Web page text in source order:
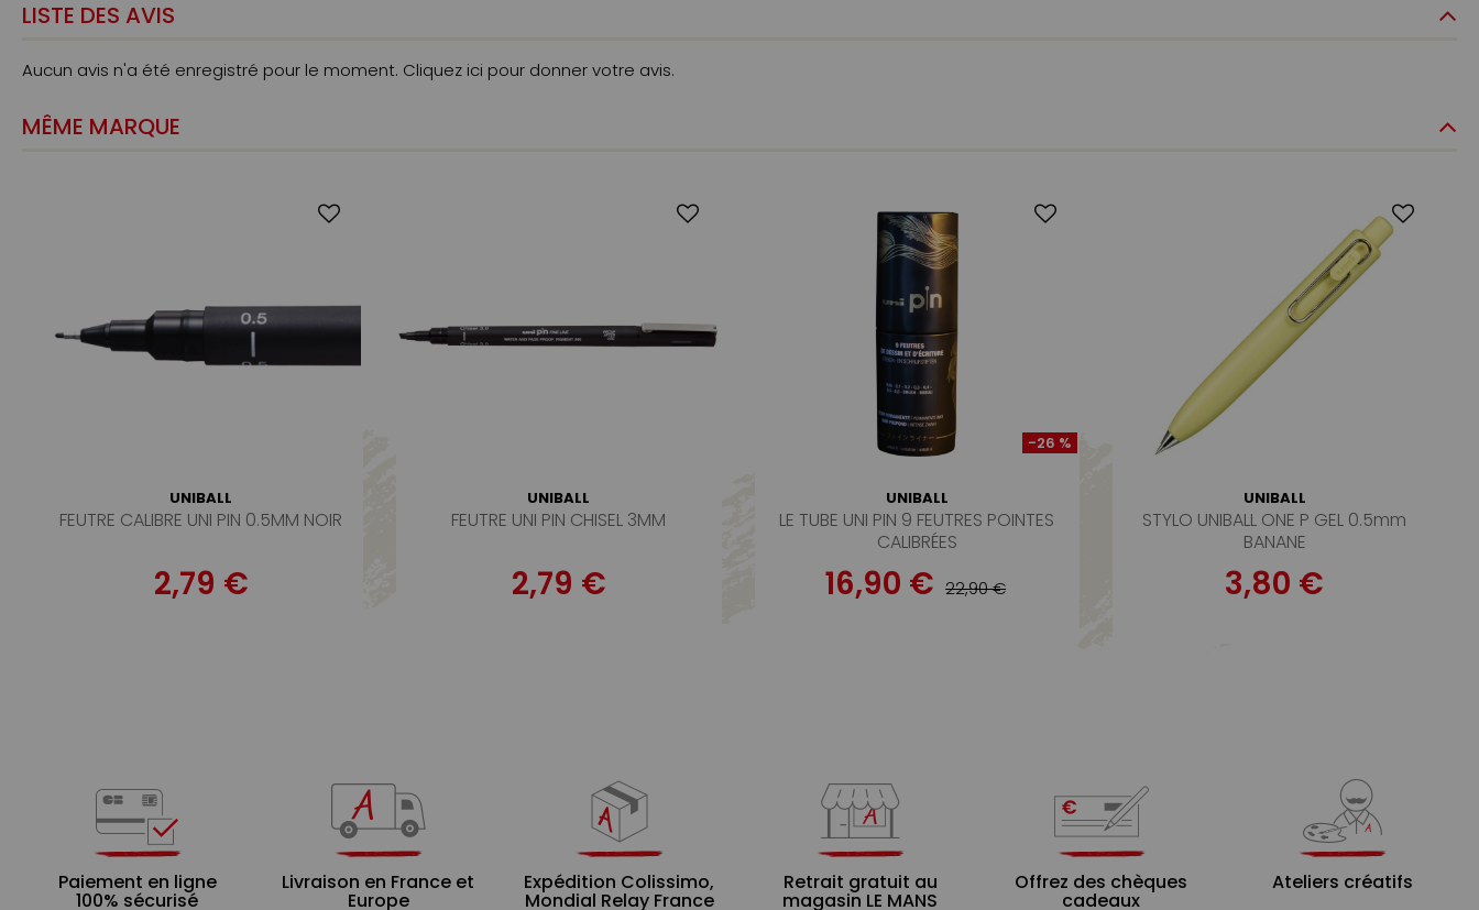
LISTE DES AVIS
Aucun avis n'a été enregistré pour le moment. Cliquez ici pour donner votre avis.
MÊME MARQUE
UNIBALL
FEUTRE CALIBRE UNI PIN 0.5MM NOIR
2,79 €
UNIBALL
FEUTRE UNI PIN CHISEL 3MM
2,79 €
-26 %
UNIBALL
LE TUBE UNI PIN 9 FEUTRES POINTES
CALIBRÉES
16,90 € 22,90 €
UNIBALL
STYLO UNIBALL ONE P GEL 0.5mm
BANANE
3,80 €
Paiement en ligne
100% sécurisé
Livraison en France et
Europe
Expédition Colissimo,
Mondial Relay France
Retrait gratuit au
magasin LE MANS
Offrez des chèques
cadeaux
Ateliers créatifs